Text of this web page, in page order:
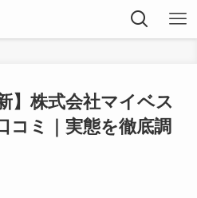
】株式会社マイベス
コミ｜実態を徹底調